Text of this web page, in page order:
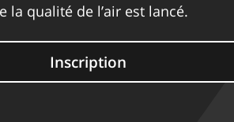
la qualité de l’air est lancé.
Inscription